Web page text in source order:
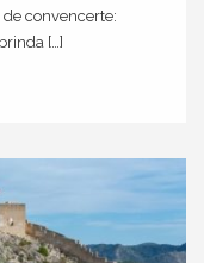
convencerte:
[…]